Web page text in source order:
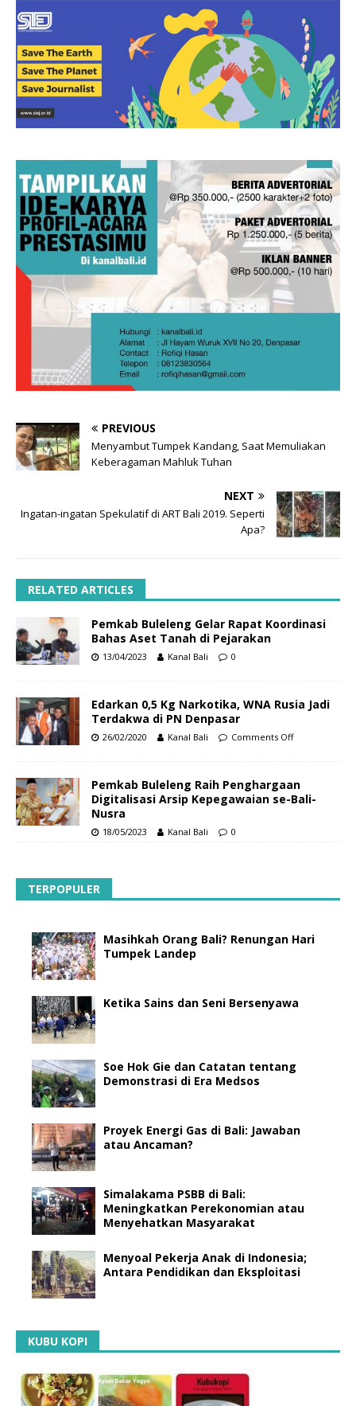
PREVIOUS
Menyambut Tumpek Kandang, Saat Memuliakan
Keberagaman Mahluk Tuhan
NEXT
Ingatan-ingatan Spekulatif di ART Bali 2019. Seperti
Apa?
RELATED ARTICLES
Pemkab Buleleng Gelar Rapat Koordinasi
Bahas Aset Tanah di Pejarakan
13/04/2023 Kanal Bali 0
Edarkan 0,5 Kg Narkotika, WNA Rusia Jadi
Terdakwa di PN Denpasar
26/02/2020 Kanal Bali Comments Off
Pemkab Buleleng Raih Penghargaan
Digitalisasi Arsip Kepegawaian se-Bali-
Nusra
18/05/2023 Kanal Bali 0
TERPOPULER
Masihkah Orang Bali? Renungan Hari
Tumpek Landep
Ketika Sains dan Seni Bersenyawa
Soe Hok Gie dan Catatan tentang
Demonstrasi di Era Medsos
Proyek Energi Gas di Bali: Jawaban
atau Ancaman?
Simalakama PSBB di Bali:
Meningkatkan Perekonomian atau
Menyehatkan Masyarakat
Menyoal Pekerja Anak di Indonesia;
Antara Pendidikan dan Eksploitasi
KUBU KOPI